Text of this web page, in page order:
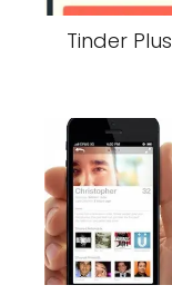
Tinder